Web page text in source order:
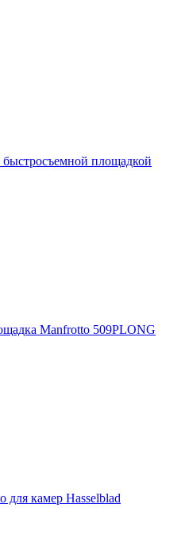
площадкой
Manfrotto 509PLONG
камер Hasselblad